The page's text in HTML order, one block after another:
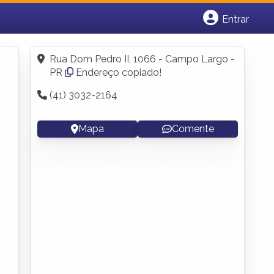
Entrar
Fazer login
Criar conta
Rua Dom Pedro II, 1066 - Campo Largo -
PR
Endereço copiado!
(41) 3032-2164
Mapa Comente